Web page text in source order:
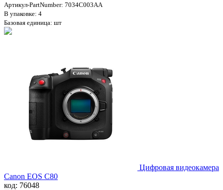
Артикул-PartNumber: 7034C003AA
В упаковке: 4
Базовая единица: шт
Цифровая видеокамера
Canon EOS C80
код: 76048